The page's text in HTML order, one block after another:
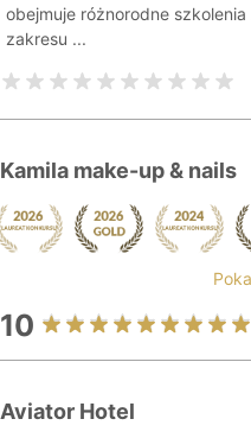
obejmuje różnorodne szkolenia
zakresu ...
Kamila make-up & nails
10
Aviator Hotel